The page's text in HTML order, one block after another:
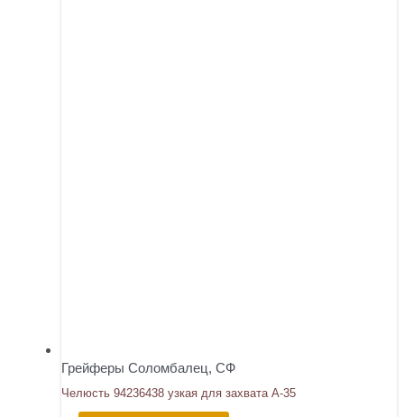
Грейферы Соломбалец, СФ
Челюсть 94236438 узкая для захвата А-35